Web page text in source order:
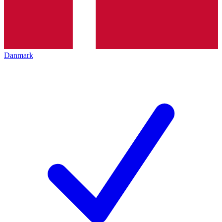
Danmark